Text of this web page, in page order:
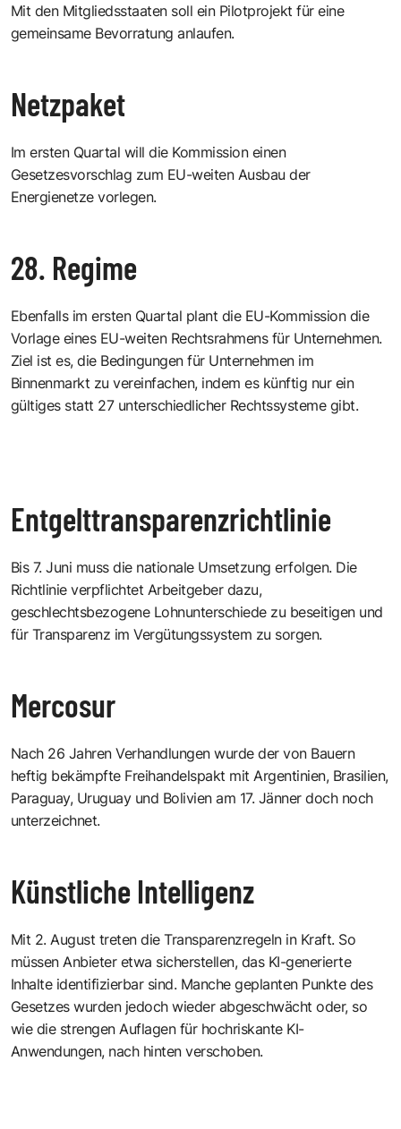
Mit den Mitgliedsstaaten soll ein Pilotprojekt für eine
gemeinsame Bevorratung anlaufen.
Netzpaket
Im ersten Quartal will die Kommission einen
Gesetzesvorschlag zum EU-weiten Ausbau der
Energienetze vorlegen.
28. Regime
Ebenfalls im ersten Quartal plant die EU-Kommission die
Vorlage eines EU-weiten Rechtsrahmens für Unternehmen.
Ziel ist es, die Bedingungen für Unternehmen im
Binnenmarkt zu vereinfachen, indem es künftig nur ein
gültiges statt 27 unterschiedlicher Rechtssysteme gibt.
Entgelttransparenzrichtlinie
Bis 7. Juni muss die nationale Umsetzung erfolgen. Die
Richtlinie verpflichtet Arbeitgeber dazu,
geschlechtsbezogene Lohnunterschiede zu beseitigen und
für Transparenz im Vergütungssystem zu sorgen.
Mercosur
Nach 26 Jahren Verhandlungen wurde der von Bauern
heftig bekämpfte Freihandelspakt mit Argentinien, Brasilien,
Paraguay, Uruguay und Bolivien am 17. Jänner doch noch
unterzeichnet.
Künstliche Intelligenz
Mit 2. August treten die Transparenzregeln in Kraft. So
müssen Anbieter etwa sicherstellen, das KI-generierte
Inhalte identifizierbar sind. Manche geplanten Punkte des
Gesetzes wurden jedoch wieder abgeschwächt oder, so
wie die strengen Auflagen für hochriskante KI-
Anwendungen, nach hinten verschoben.